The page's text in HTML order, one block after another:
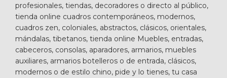
profesionales, tiendas, decoradores o directo al público,
tienda online cuadros contemporáneos, modernos,
cuadros zen, coloniales, abstractos, clásicos, orientales,
mándalas, tibetanos, tienda online Muebles, entradas,
cabeceros, consolas, aparadores, armarios, muebles
auxiliares, armarios botelleros o de entrada, clásicos,
modernos o de estilo chino, pide y lo tienes, tu casa